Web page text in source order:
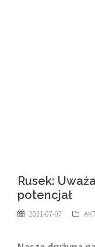
Rusek:
potencjał
2021-07-07